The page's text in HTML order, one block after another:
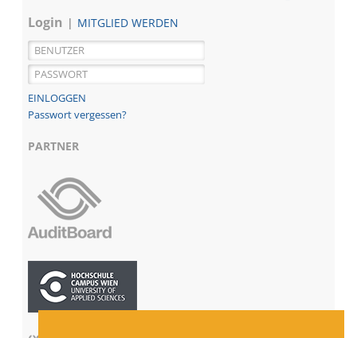
Login
MITGLIED WERDEN
Passwort vergessen?
PARTNER